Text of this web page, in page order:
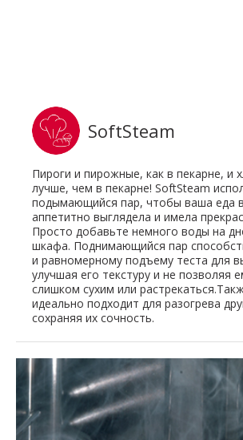
SoftSteam
Пироги и пирожные, как в пекарне, и
лучше, чем в пекарне! SoftSteam
подымающийся пар, чтобы ваша еда
аппетитно выглядела и имела
Просто добавьте немного воды на
шкафа. Поднимающийся пар
и равномерному подъему теста для
улучшая его текстуру и не позволяя
слишком сухим или
идеально подходит для разогрева
сохраняя их сочность.